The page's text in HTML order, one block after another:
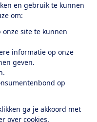
en gebruik te kunnen
om:
onze site te kunnen
informatie op onze
geven.
op
ga je akkoord met
over cookies.
YoutubeLinkedIn